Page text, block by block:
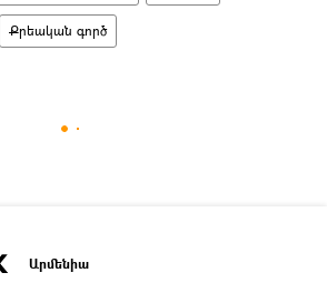
Քրեական գործ
Արմենիա